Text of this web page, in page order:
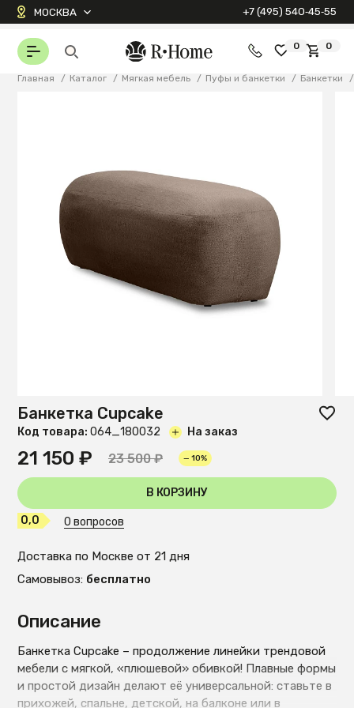
МОСКВА +7 (495) 540‑45‑55
0 0
Главная / Каталог / Мягкая мебель / Пуфы и банкетки / Банкетки /
Описание
Банкетка Cupcake – продолжение линейки трендовой
мебели с мягкой, «плюшевой» обивкой! Плавные формы
и простой дизайн делают её универсальной: ставьте в
прихожей, спальне, детской, на балконе или в
Банкетка Cupcake
Код товара: O64_180032 На заказ
21 150 ₽ 23 500 ₽ — 10%
В КОРЗИНУ
0,0 0 вопросов
Доставка по Москве от 21 дня
Самовывоз: бесплатно